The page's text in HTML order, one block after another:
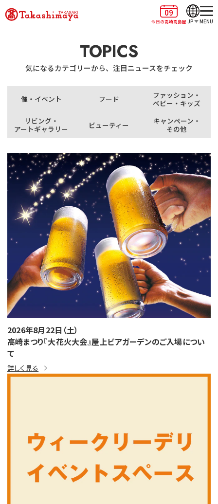
09
今日の高崎高島屋 JP MENU
TOPICS
気になるカテゴリーから、注目ニュースをチェック
催・イベント フード
ファッション・
ベビー・キッズ
リビング・
アートギャラリー
ビューティー
キャンペーン・
その他
2026年8月22日（土）
高崎まつり『大花火大会』屋上ビアガーデンのご入場につい
て
詳しく見る